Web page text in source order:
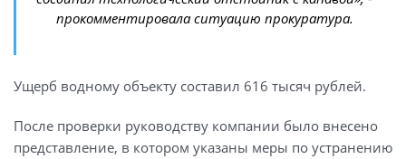
прокомментировала ситуацию прокуратура.
Ущерб водному объекту составил 616 тысяч рублей.
После проверки руководству компании было внесено
представление, в котором указаны меры по устранению